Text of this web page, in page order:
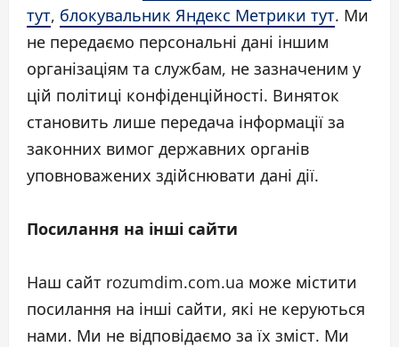
тут, блокувальник Яндекс Метрики тут. Ми
не передаємо персональні дані іншим
організаціям та службам, не зазначеним у
цій політиці конфіденційності. Виняток
становить лише передача інформації за
законних вимог державних органів
уповноважених здійснювати дані дії.
Посилання на інші сайти
Наш сайт rozumdim.com.ua може містити
посилання на інші сайти, які не керуються
нами. Ми не відповідаємо за їх зміст. Ми